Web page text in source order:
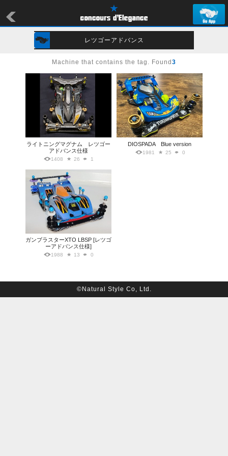
レツゴーアドバンス
Machine that contains the tag. Found 3
ライトニングマグナム レツゴー
アドバンス仕様
1408 26 1
DIOSPADA Blue version
1981 25 0
ガンブラスターXTO LBSP [レツゴ
ーアドバンス仕様]
1988 13 0
©Natural Style Co, Ltd.